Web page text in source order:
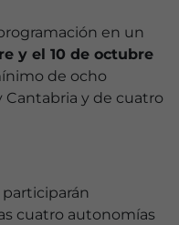
en un
y el 10 de octubre
de ocho
Cantabria y de cuatro
cuatro autonomías